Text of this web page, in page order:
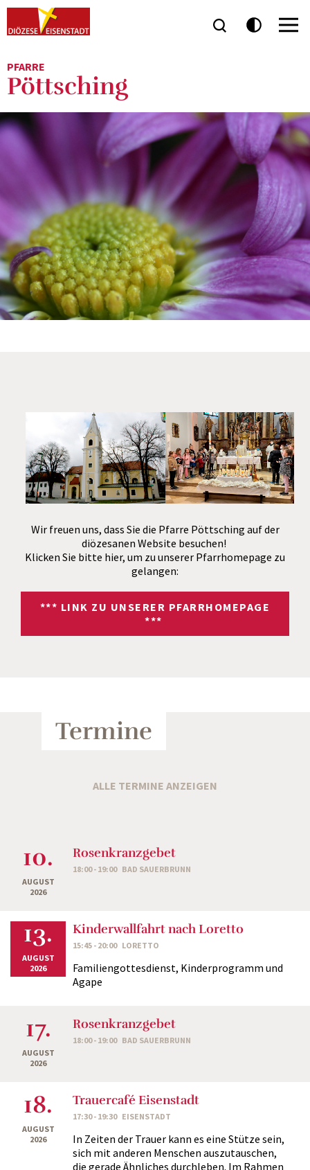
PFARRE
Pöttsching
Wir freuen uns, dass Sie die Pfarre Pöttsching auf der
diözesanen Website besuchen!
Klicken Sie bitte hier, um zu unserer Pfarrhomepage zu
gelangen:
*** LINK ZU UNSERER PFARRHOMEPAGE
***
Termine
ALLE TERMINE ANZEIGEN
10.
AUGUST
2026
Rosenkranzgebet
18:00 - 19:00 BAD SAUERBRUNN
13.
AUGUST
2026
Kinderwallfahrt nach Loretto
15:45 - 20:00 LORETTO
Familiengottesdienst, Kinderprogramm und
Agape
17.
AUGUST
2026
Rosenkranzgebet
18:00 - 19:00 BAD SAUERBRUNN
18.
AUGUST
2026
Trauercafé Eisenstadt
17:30 - 19:30 EISENSTADT
In Zeiten der Trauer kann es eine Stütze sein,
sich mit anderen Menschen auszutauschen,
die gerade Ähnliches durchleben. Im Rahmen